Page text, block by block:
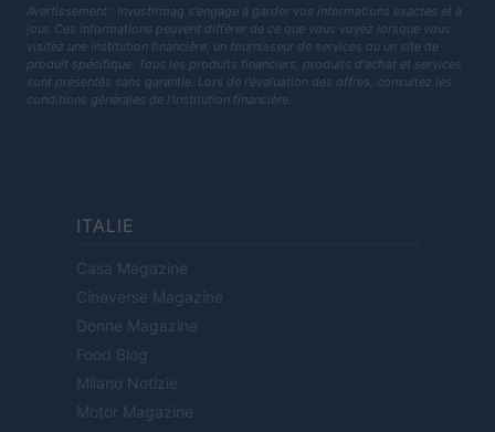
Avertissement : Investirmag s'engage à garder vos informations exactes et à
jour. Ces informations peuvent différer de ce que vous voyez lorsque vous
visitez une institution financière, un fournisseur de services ou un site de
produit spécifique. Tous les produits financiers, produits d'achat et services
sont présentés sans garantie. Lors de l'évaluation des offres, consultez les
conditions générales de l'institution financière.
ITALIE
Casa Magazine
Cineverse Magazine
Donne Magazine
Food Blog
Milano Notizie
Motor Magazine